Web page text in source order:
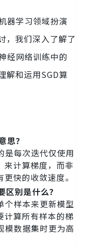
器学习领域扮演
，我们深入了解了
经网络训练中的
解和运用SGD算
？
每次迭代仅使用
来计算梯度，而非
快的收敛速度。
区别是什么？
个样本来更新模型
计算所有样本的梯
模数据集时更为高